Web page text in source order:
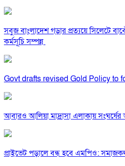
সবুজ বাংলাদেশ গড়ার প্রত্যয়ে সিলেটে
কর্মসূচি সম্পন্ন
Govt drafts revised Gold Policy to
আবারও আলিয়া মাদ্রাসা এলাকায়
প্রাইভেট পড়ালে বন্ধ হবে এমপিও: